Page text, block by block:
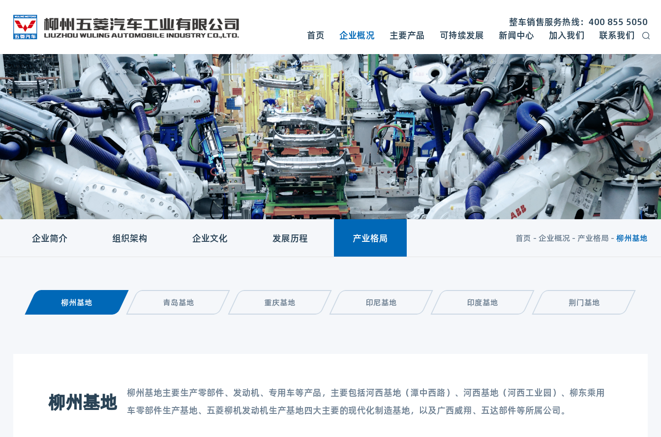
整车销售服务热线：400 855 5050
首页
企业概况 主要产品 可持续发展 新闻中心 加入我们 联系我们
首页 -企业概况 - 产业格局 -柳州基地
企业简介 组织架构 企业文化 发展历程 产业格局
柳州基地 青岛基地 重庆基地 印尼基地 印度基地 荆门基地
柳州基地
柳州基地主要生产零部件、发动机、专用车等产品，主要包括河西基地（潭中西路）、河西基地（河西工业园）、柳东乘用
车零部件生产基地、五菱柳机发动机生产基地四大主要的现代化制造基地，以及广西威翔、五达部件等所属公司。